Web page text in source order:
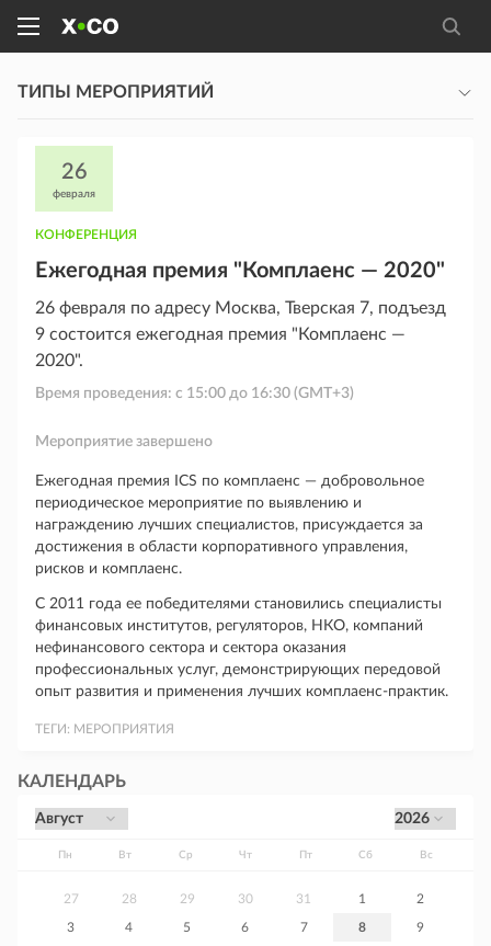
ТИПЫ МЕРОПРИЯТИЙ
26
февраля
КОНФЕРЕНЦИЯ
Ежегодная премия "Комплаенс — 2020"
26 февраля по адресу Москва, Тверская 7, подъезд
9 состоится ежегодная премия "Комплаенс —
2020".
Время проведения: с 15:00 до 16:30 (GMT+3)
Мероприятие завершено
Ежегодная премия ICS по комплаенс — добровольное
периодическое мероприятие по выявлению и
награждению лучших специалистов, присуждается за
достижения в области корпоративного управления,
рисков и комплаенс.
С 2011 года ее победителями становились специалисты
финансовых институтов, регуляторов, НКО, компаний
нефинансового сектора и сектора оказания
профессиональных услуг, демонстрирующих передовой
опыт развития и применения лучших комплаенс-практик.
ТЕГИ: МЕРОПРИЯТИЯ
КАЛЕНДАРЬ
Пн Вт Ср Чт Пт Сб Вс
27 28 29 30 31 1 2
3 4 5 6 7 8 9